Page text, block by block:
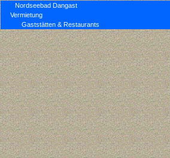
Nordseebad Dangast
Vermietung
Gaststätten & Restaurants